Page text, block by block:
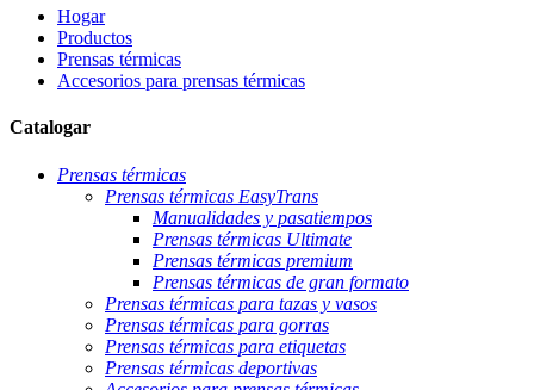
Hogar
Productos
Prensas térmicas
Accesorios para prensas térmicas
Catalogar
Prensas térmicas
Prensas térmicas EasyTrans
Manualidades y pasatiempos
Prensas térmicas Ultimate
Prensas térmicas premium
Prensas térmicas de gran formato
Prensas térmicas para tazas y vasos
Prensas térmicas para gorras
Prensas térmicas para etiquetas
Prensas térmicas deportivas